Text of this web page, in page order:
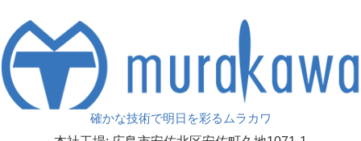
確かな技術で明日を彩るムラカワ